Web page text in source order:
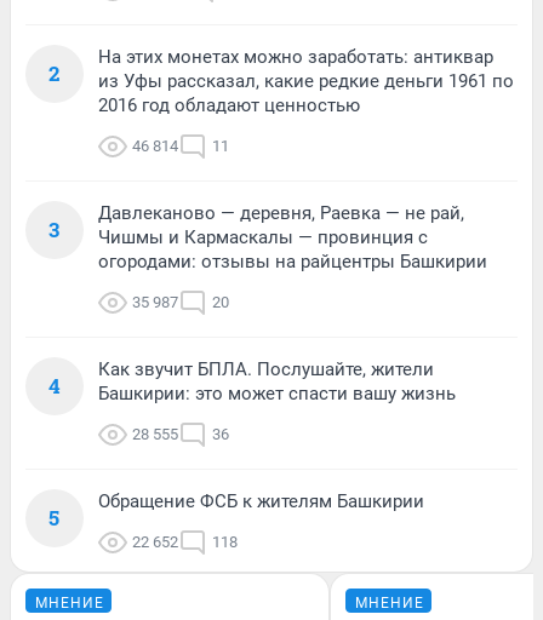
2
На этих монетах можно заработать: антиквар
из Уфы рассказал, какие редкие деньги 1961 по
2016 год обладают ценностью
46 814 11
3
Давлеканово — деревня, Раевка — не рай,
Чишмы и Кармаскалы — провинция с
огородами: отзывы на райцентры Башкирии
35 987 20
4
Как звучит БПЛА. Послушайте, жители
Башкирии: это может спасти вашу жизнь
28 555 36
5
Обращение ФСБ к жителям Башкирии
22 652 118
МНЕНИЕ МНЕНИЕ